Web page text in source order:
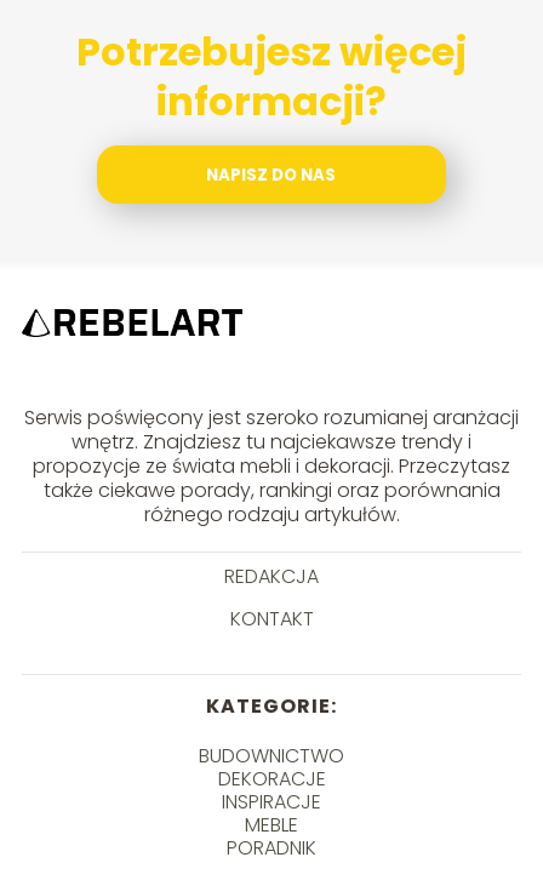
Potrzebujesz więcej
informacji?
NAPISZ DO NAS
Serwis poświęcony jest szeroko rozumianej aranżacji
wnętrz. Znajdziesz tu najciekawsze trendy i
propozycje ze świata mebli i dekoracji. Przeczytasz
także ciekawe porady, rankingi oraz porównania
różnego rodzaju artykułów.
REDAKCJA
KONTAKT
KATEGORIE:
BUDOWNICTWO
DEKORACJE
INSPIRACJE
MEBLE
PORADNIK